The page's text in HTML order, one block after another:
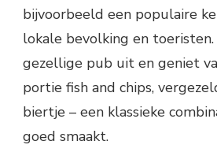
bijvoorbeeld een populaire
lokale bevolking en toeristen.
gezellige pub uit en geniet
portie fish and chips,
biertje – een klassieke
goed smaakt.